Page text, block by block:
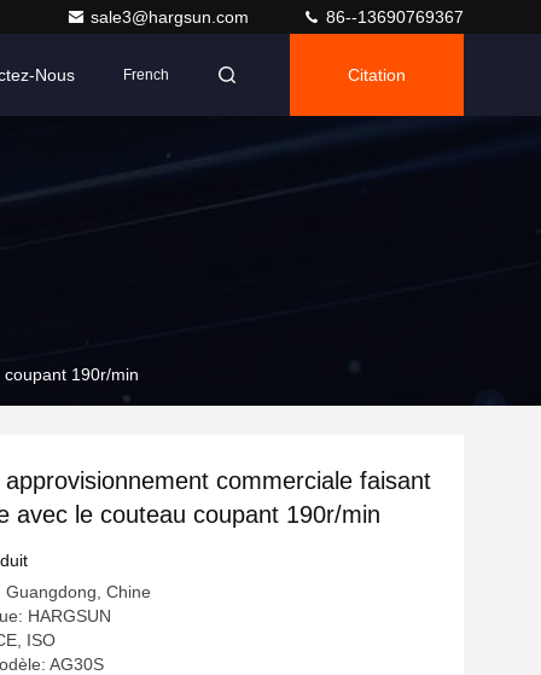
sale3@hargsun.com 86--13690769367
Nous French Citation
190r/min
approvisionnement commerciale faisant
avec le couteau coupant 190r/min
Chine
HARGSUN
ISO
AG30S